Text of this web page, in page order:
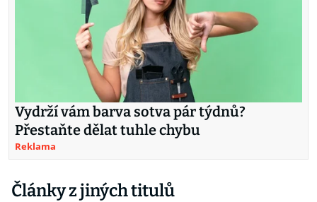
Vydrží vám barva sotva pár týdnů?
Přestaňte dělat tuhle chybu
Reklama
Články z jiných titulů